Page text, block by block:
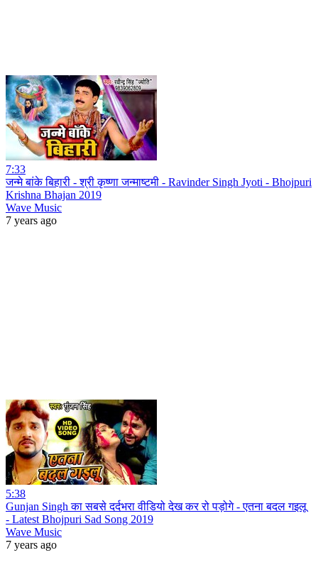
7:33
जन्मे बांके बिहारी - श्री कृष्णा जन्माष्टमी - Ravinder Singh Jyoti - Bhojpuri
Krishna Bhajan 2019
Wave Music
7 years ago
5:38
Gunjan Singh का सबसे दर्दभरा वीडियो देख कर रो पड़ोगे - एतना बदल गइलू
- Latest Bhojpuri Sad Song 2019
Wave Music
7 years ago